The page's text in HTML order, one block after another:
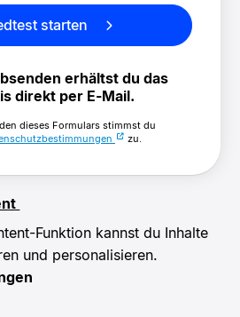
starten
erhältst du das
direkt per E-Mail.
dieses Formulars stimmst du
zu.
Funktion kannst du Inhalte
und personalisieren.